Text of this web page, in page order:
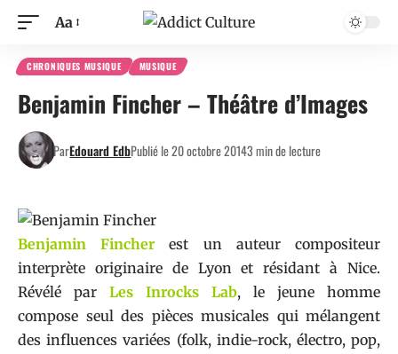
Aa
CHRONIQUES MUSIQUE MUSIQUE
Benjamin Fincher – Théâtre d’Images
ParEdouard EdbPublié le 20 octobre 20143 min de lecture
Benjamin Fincher est un auteur compositeur
interprète originaire de Lyon et résidant à Nice.
Révélé par Les Inrocks Lab, le jeune homme
compose seul des pièces musicales qui mélangent
des influences variées (folk, indie-rock, électro, pop,